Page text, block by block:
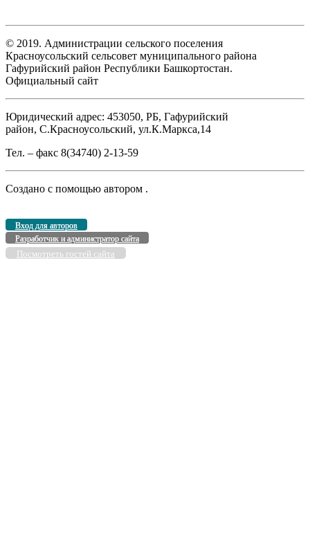
© 2019. Администрации сельского поселения
Красноусольский сельсовет муниципального района
Гафурийский район Республики Башкортостан.
Официальный сайт
Юридический адрес: 453050, РБ, Гафурийский
район, С.Красноусольский, ул.К.Маркса,14
Тел. – факс 8(34740) 2-13-59
Создано с помощью автором .
Вход для авторов
Разработчик и администратор сайта
Посмотреть гостей сайта